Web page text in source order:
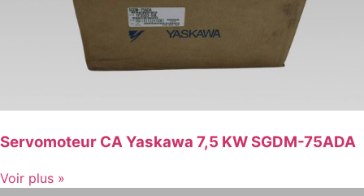
Servomoteur CA Yaskawa 7,5 KW SGDM-75ADA
Voir plus »